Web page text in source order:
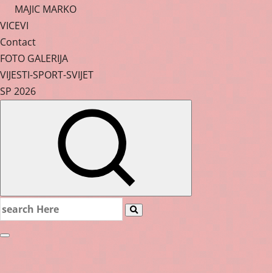
MAJIC MARKO
VICEVI
Contact
FOTO GALERIJA
VIJESTI-SPORT-SVIJET
SP 2026
Search
for: